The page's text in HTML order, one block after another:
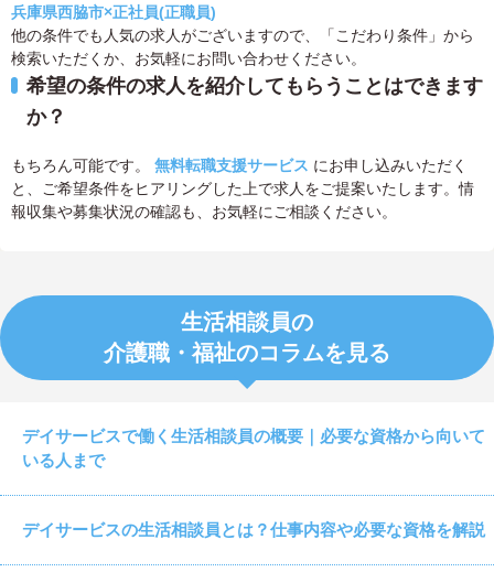
兵庫県西脇市×正社員(正職員)
他の条件でも人気の求人がございますので、「こだわり条件」から
検索いただくか、お気軽にお問い合わせください。
希望の条件の求人を紹介してもらうことはできます
か？
もちろん可能です。 無料転職支援サービス にお申し込みいただく
と、ご希望条件をヒアリングした上で求人をご提案いたします。情
報収集や募集状況の確認も、お気軽にご相談ください。
生活相談員の
介護職・福祉のコラムを見る
デイサービスで働く生活相談員の概要｜必要な資格から向いて
いる人まで
デイサービスの生活相談員とは？仕事内容や必要な資格を解説